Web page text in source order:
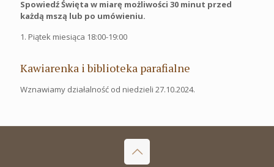
Spowiedź Święta w miarę możliwości 30 minut przed
każdą mszą lub po umówieniu.
1. Piątek miesiąca 18:00-19:00
Kawiarenka i biblioteka parafialne
Wznawiamy działalność od niedzieli 27.10.2024.